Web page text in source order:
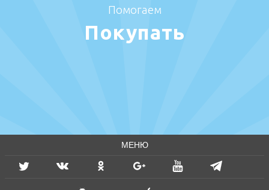
Помогаем
Покупать
МЕНЮ